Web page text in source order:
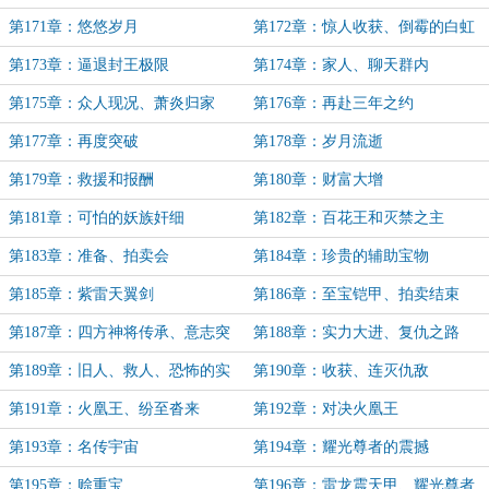
第171章：悠悠岁月 第172章：惊人收获、倒霉的白虹
王
第173章：逼退封王极限 第174章：家人、聊天群内
第175章：众人现况、萧炎归家 第176章：再赴三年之约
第177章：再度突破 第178章：岁月流逝
第179章：救援和报酬 第180章：财富大增
第181章：可怕的妖族奸细 第182章：百花王和灭禁之主
第183章：准备、拍卖会 第184章：珍贵的辅助宝物
第185章：紫雷天翼剑 第186章：至宝铠甲、拍卖结束
第187章：四方神将传承、意志突
破
第188章：实力大进、复仇之路
第189章：旧人、救人、恐怖的实
力
第190章：收获、连灭仇敌
第191章：火凰王、纷至沓来 第192章：对决火凰王
第193章：名传宇宙 第194章：耀光尊者的震撼
第195章：赊重宝 第196章：雷龙震天甲、耀光尊者